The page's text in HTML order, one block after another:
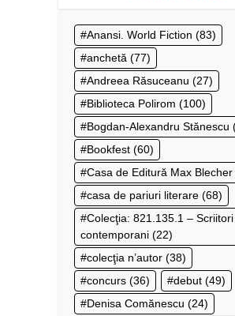
Anansi. World Fiction (83)
anchetă (77)
Andreea Răsuceanu (27)
Biblioteca Polirom (100)
Bogdan-Alexandru Stănescu
Bookfest (60)
Casa de Editură Max Blecher
casa de pariuri literare (68)
Colecţia: 821.135.1 –
contemporani (22)
colecţia n’autor (38)
concurs (36) debut (49)
Denisa Comănescu (24)